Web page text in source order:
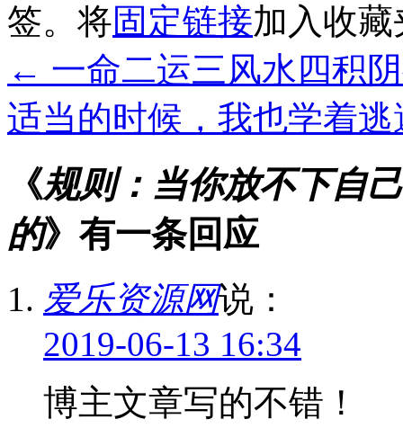
签。将固定链接加入收藏
← 一命二运三风水四积
适当的时候，我也学着
《规则：当你放不下自
的》有一条回应
爱乐资源网说：
2019-06-13 16:34
博主文章写的不错！